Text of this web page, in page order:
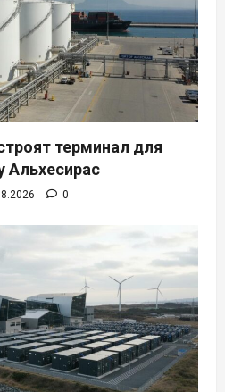
терминал для
Альхесирас
0